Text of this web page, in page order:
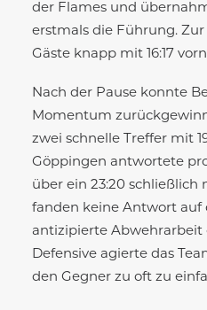
der Flames und
erstmals die Führung.
Gäste knapp mit 16:17
Nach der Pause konnte
Momentum
zwei schnelle Treffer mit
Göppingen antwortete
über ein 23:20 schließlich
fanden keine Antwort auf
antizipierte Abwehrarbeit
Defensive agierte das
den Gegner zu oft zu